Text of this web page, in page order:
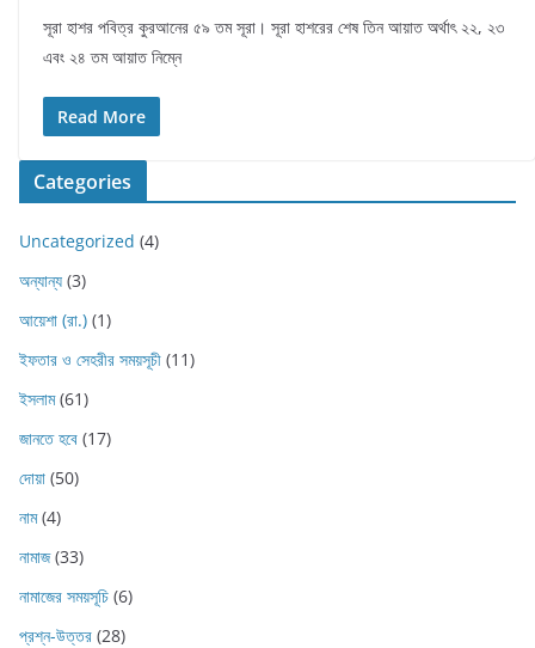
সূরা হাশর পবিত্র কুরআনের ৫৯ তম সূরা। সূরা হাশরের শেষ তিন আয়াত অর্থাৎ ২২, ২৩
এবং ২৪ তম আয়াত নিম্নে
Read More
Categories
Uncategorized (4)
অন্যান্য (3)
আয়েশা (রা.) (1)
ইফতার ও সেহরীর সময়সূচী (11)
ইসলাম(61)
জানতে হবে (17)
দোয়া (50)
নাম(4)
নামাজ(33)
নামাজের সময়সূচি (6)
প্রশ্ন-উত্তর (28)